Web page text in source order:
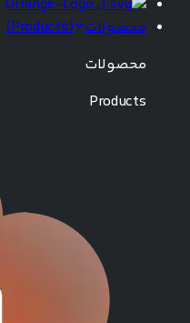
محصولات (
Products
)
محصولات
Products